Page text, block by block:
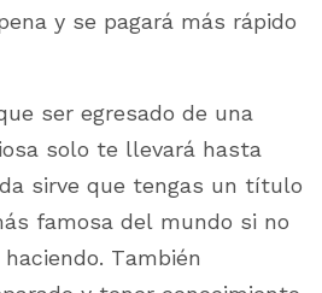
y se pagará más rápido
ser egresado de una
solo te llevará hasta
sirve que tengas un título
famosa del mundo si no
También